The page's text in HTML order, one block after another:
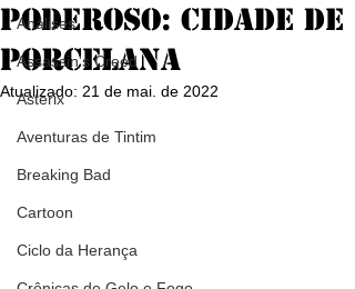
Análises
Assassin's Creed
Asterix
Aventuras de Tintim
Breaking Bad
Cartoon
Ciclo da Herança
Poderoso: Cidade de
Porcelana
Atualizado: 21 de mai. de 2022